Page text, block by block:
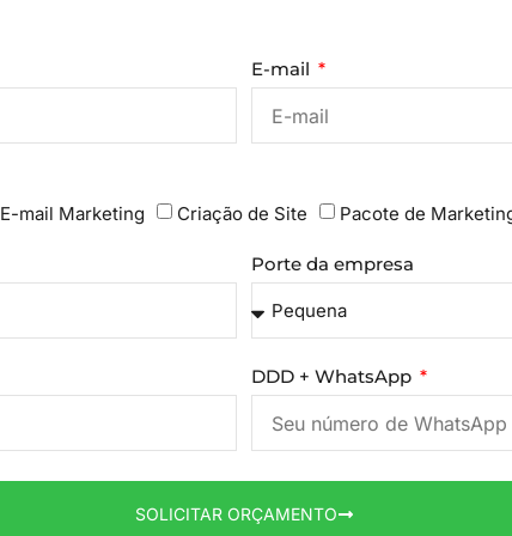
E-mail
E-mail Marketing Criação de Site Pacote de
Porte da empresa
DDD + WhatsApp
SOLICITAR ORÇAMENTO